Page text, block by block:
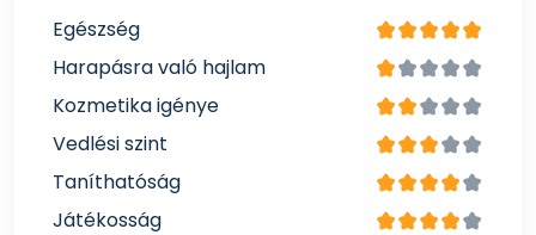
Egészség
Harapásra való hajlam
Kozmetika igénye
Vedlési szint
Taníthatóság
Játékosság